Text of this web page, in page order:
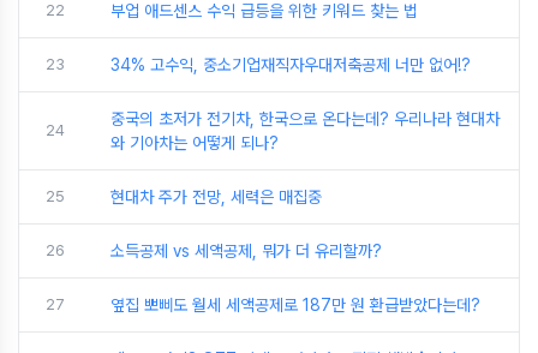
22 부업 애드센스 수익 급등을 위한 키워드 찾는 법
23 34% 고수익, 중소기업재직자우대저축공제 너만 없어!?
24
중국의 초저가 전기차, 한국으로 온다는데? 우리나라 현대차
와 기아차는 어떻게 되나?
25 현대차 주가 전망, 세력은 매집중
26 소득공제 vs 세액공제, 뭐가 더 유리할까?
27 옆집 뽀삐도 월세 세액공제로 187만 원 환급받았다는데?